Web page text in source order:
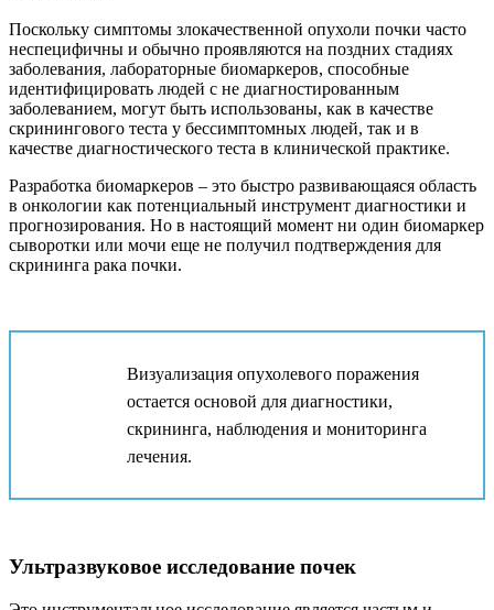
Поскольку симптомы злокачественной опухоли почки часто
неспецифичны и обычно проявляются на поздних стадиях
заболевания, лабораторные биомаркеров, способные
идентифицировать людей с не диагностированным
заболеванием, могут быть использованы, как в качестве
скринингового теста у бессимптомных людей, так и в
качестве диагностического теста в клинической практике.
Разработка биомаркеров – это быстро развивающаяся область
в онкологии как потенциальный инструмент диагностики и
прогнозирования. Но в настоящий момент ни один биомаркер
сыворотки или мочи еще не получил подтверждения для
скрининга рака почки.
Визуализация опухолевого поражения
остается основой для диагностики,
скрининга, наблюдения и мониторинга
лечения.
Ультразвуковое исследование почек